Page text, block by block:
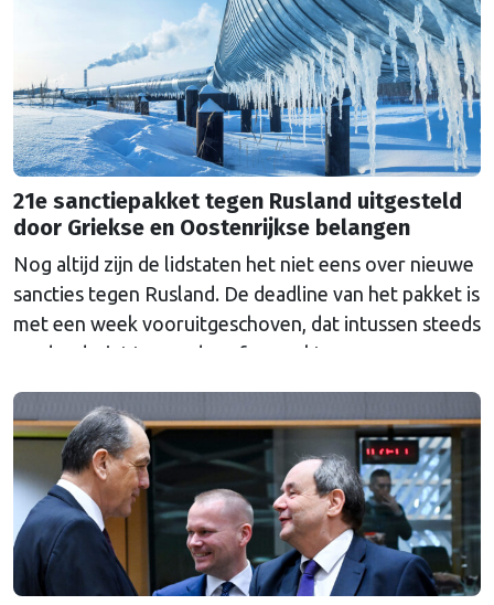
21e sanctiepakket tegen Rusland uitgesteld
door Griekse en Oostenrijkse belangen
Nog altijd zijn de lidstaten het niet eens over nieuwe
sancties tegen Rusland. De deadline van het pakket is
met een week vooruitgeschoven, dat intussen steeds
verder dreigt te worden afgezwakt.